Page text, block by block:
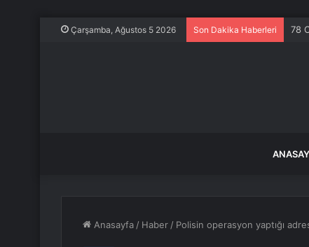
Çarşamba, Ağustos 5 2026 Son Dakika Haberleri 78
Anasayfa / Haber / Polisin operasyon yaptığı